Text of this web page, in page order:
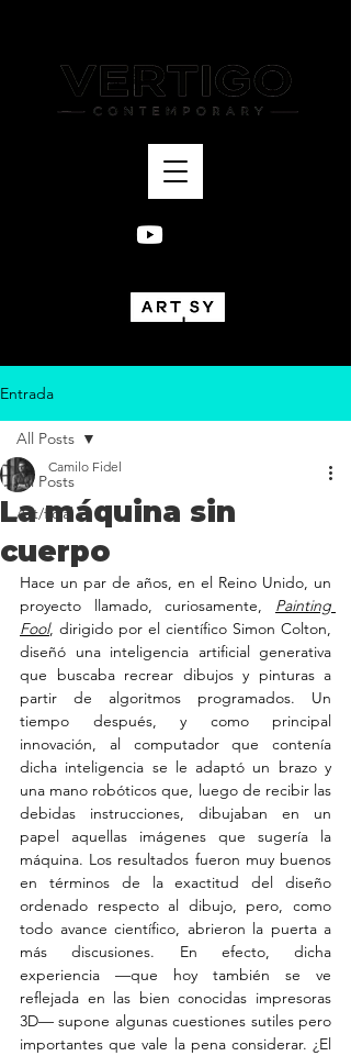
Entrada
All Posts
Art/ficial
All Posts
La máquina sin
cuerpo
Camilo Fidel
Hace un par de años, en el Reino Unido, un
proyecto llamado, curiosamente, Painting
Fool, dirigido por el científico Simon Colton,
diseñó una inteligencia artificial generativa
que buscaba recrear dibujos y pinturas a
partir de algoritmos programados. Un
tiempo después, y como principal
innovación, al computador que contenía
dicha inteligencia se le adaptó un brazo y
una mano robóticos que, luego de recibir las
debidas instrucciones, dibujaban en un
papel aquellas imágenes que sugería la
máquina. Los resultados fueron muy buenos
en términos de la exactitud del diseño
ordenado respecto al dibujo, pero, como
todo avance científico, abrieron la puerta a
más discusiones. En efecto, dicha
experiencia —que hoy también se ve
reflejada en las bien conocidas impresoras
3D— supone algunas cuestiones sutiles pero
importantes que vale la pena considerar. ¿El